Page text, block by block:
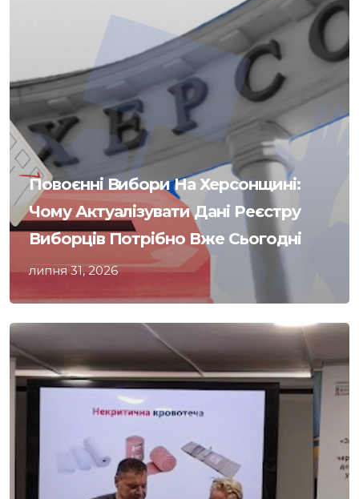
Повоєнні Вибори На Херсонщині:
Чому Актуалізувати Дані Реєстру
Виборців Потрібно Вже Сьогодні
липня 31, 2026